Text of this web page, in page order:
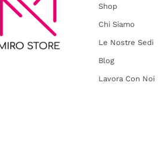
Shop
Chi Siamo
Le Nostre Sedi
Blog
Lavora Con Noi